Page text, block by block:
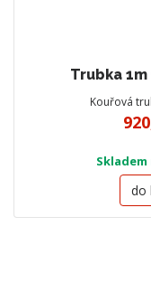
Trubka
Kouřová
do